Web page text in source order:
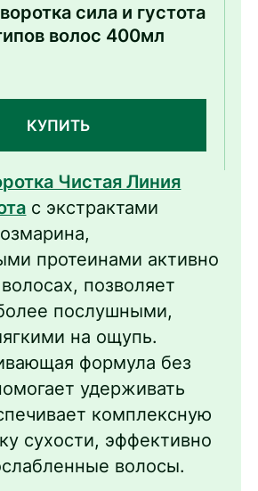
сила и густота
волос 400мл
КУПИТЬ
Чистая Линия
с экстрактами
протеинами активно
позволяет
послушными,
на ощупь.
формула без
удерживать
комплексную
сухости, эффективно
волосы.